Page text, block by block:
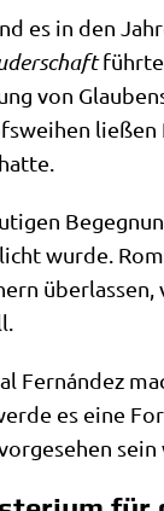
es in den
von
lie­ßen
wur­de.
Fernán­dez
es eine